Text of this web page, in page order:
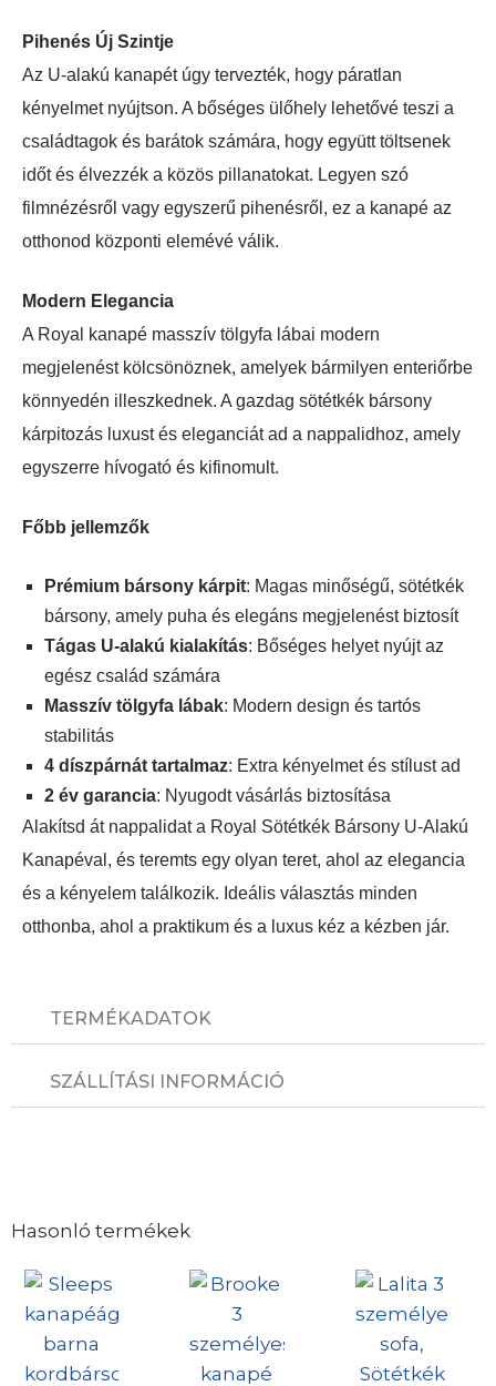
TERMÉKADATOK
SZÁLLÍTÁSI INFORMÁCIÓ
Pihenés Új Szintje
Az U-alakú kanapét úgy tervezték, hogy páratlan
kényelmet nyújtson. A bőséges ülőhely lehetővé teszi a
családtagok és barátok számára, hogy együtt töltsenek
időt és élvezzék a közös pillanatokat. Legyen szó
filmnézésről vagy egyszerű pihenésről, ez a kanapé az
otthonod központi elemévé válik.
Modern Elegancia
A Royal kanapé masszív tölgyfa lábai modern
megjelenést kölcsönöznek, amelyek bármilyen enteriőrbe
könnyedén illeszkednek. A gazdag sötétkék bársony
kárpitozás luxust és eleganciát ad a nappalidhoz, amely
egyszerre hívogató és kifinomult.
Főbb jellemzők
Prémium bársony kárpit: Magas minőségű, sötétkék
bársony, amely puha és elegáns megjelenést biztosít
Tágas U-alakú kialakítás: Bőséges helyet nyújt az
egész család számára
Masszív tölgyfa lábak: Modern design és tartós
stabilitás
4 díszpárnát tartalmaz: Extra kényelmet és stílust ad
2 év garancia: Nyugodt vásárlás biztosítása
Alakítsd át nappalidat a Royal Sötétkék Bársony U-Alakú
Kanapéval, és teremts egy olyan teret, ahol az elegancia
és a kényelem találkozik. Ideális választás minden
otthonba, ahol a praktikum és a luxus kéz a kézben jár.
Hasonló termékek